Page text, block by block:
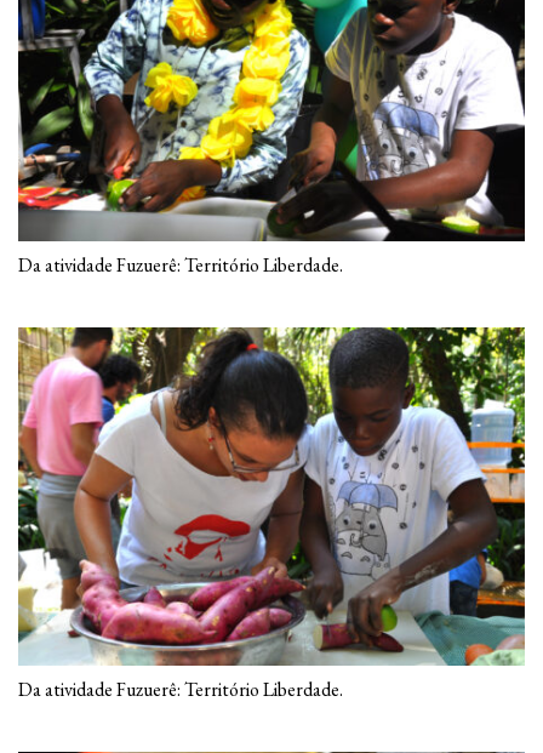
Da atividade Fuzuerê: Território Liberdade.
Da atividade Fuzuerê: Território Liberdade.